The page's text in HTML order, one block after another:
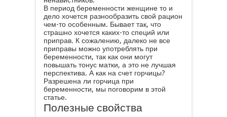
В период беременности женщине то и
дело хочется разнообразить свой рацион
чем-то особенным. Бывает так, что
страшно хочется каких-то специй или
приправ. К сожалению, далеко не все
приправы можно употреблять при
беременности, так как они могут
повышать тонус матки, а это не лучшая
перспектива. А как на счет горчицы?
Разрешена ли горчица при
беременности, мы поговорим в этой
статье.
Полезные свойства